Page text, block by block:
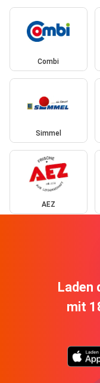
Combi
Simmel
AEZ
Laden
mit